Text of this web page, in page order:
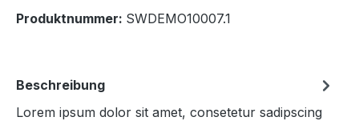
Produktnummer: SWDEMO10007.1
Beschreibung
Lorem ipsum dolor sit amet, consetetur sadipscing